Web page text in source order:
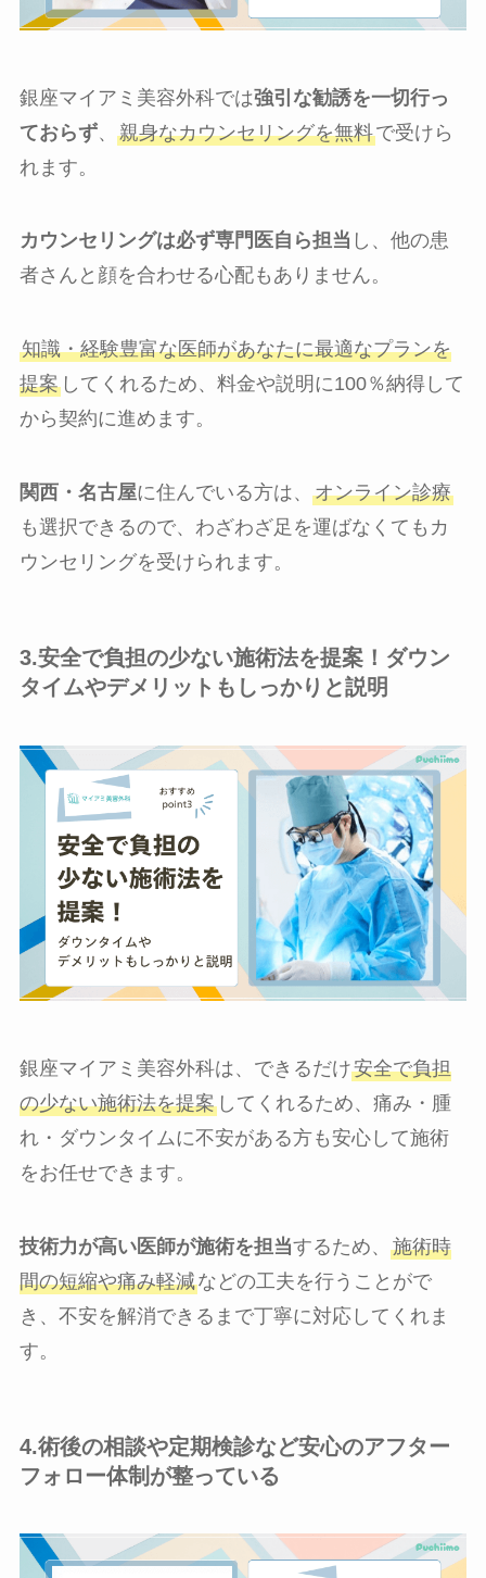
銀座マイアミ美容外科では強引な勧誘を一切行っ
ておらず、 親身なカウンセリングを無料で受けら
れます。
カウンセリングは必ず専門医自ら担当 し、他の患
者さんと顔を合わせる心配もありません。
知識・経験豊富な医師があなたに最適なプランを
提案してくれるため、料金や説明に100％納得して
から契約に進めます。
関西・名古屋に住んでいる方は、 オンライン診療
も選択できるので、わざわざ足を運ばなくてもカ
ウンセリングを受けられます。
3.安全で負担の少ない施術法を提案！ダウン
タイムやデメリットもしっかりと説明
銀座マイアミ美容外科は、できるだけ安全で負担
の少ない施術法を提案してくれるため、痛み・腫
れ・ダウンタイムに不安がある方も安心して施術
をお任せできます。
技術力が高い医師が施術を担当するため、 施術時
間の短縮や痛み軽減などの工夫を行うことがで
き、不安を解消できるまで丁寧に対応してくれま
す。
4.術後の相談や定期検診など安心のアフター
フォロー体制が整っている